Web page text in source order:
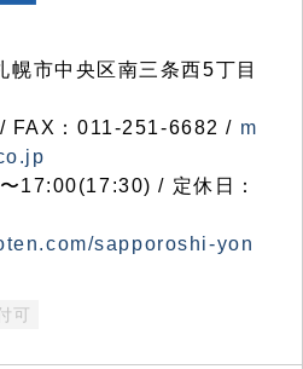
市中央区南三条西5丁目
FAX：011-251-6682 / m
17:00(17:30) / 定休日：
sapporoshi-yon
可